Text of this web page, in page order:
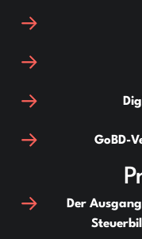
GoBD-
Der